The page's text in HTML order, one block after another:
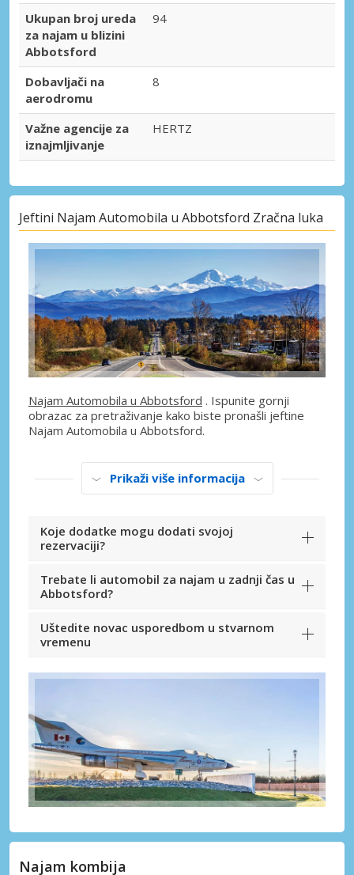
Ukupan broj ureda
za najam u blizini
Abbotsford
94
Dobavljači na
aerodromu
8
Važne agencije za
iznajmljivanje
HERTZ
Jeftini Najam Automobila u Abbotsford Zračna luka
Najam Automobila u Abbotsford . Ispunite gornji
obrazac za pretraživanje kako biste pronašli jeftine
Najam Automobila u Abbotsford.
Prikaži više informacija
Koje dodatke mogu dodati svojoj
rezervaciji?
Trebate li automobil za najam u zadnji čas u
Abbotsford?
Uštedite novac usporedbom u stvarnom
vremenu
Najam kombija